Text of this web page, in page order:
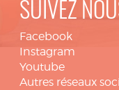
SUIVEZ
Facebook
Instagram
Youtube
Autres réseaux